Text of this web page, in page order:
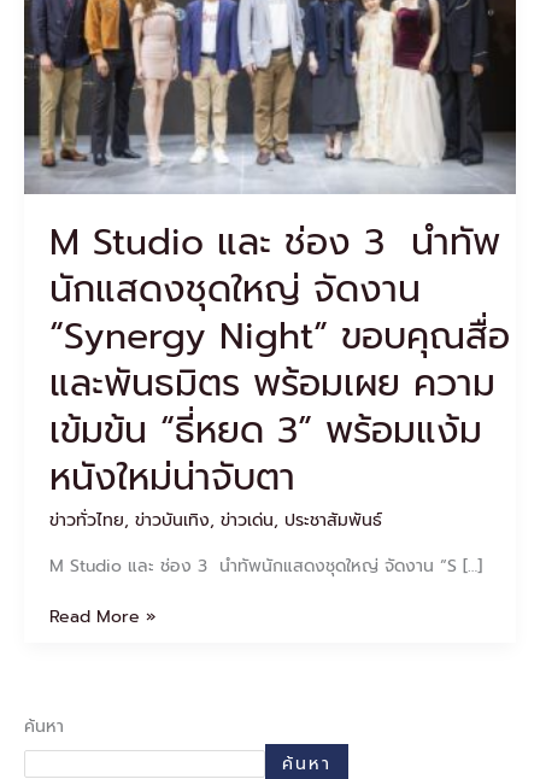
M Studio และ ช่อง 3 นำทัพ
นักแสดงชุดใหญ่ จัดงาน
“Synergy Night” ขอบคุณสื่อ
และพันธมิตร พร้อมเผย ความ
เข้มข้น “ธี่หยด 3” พร้อมแง้ม
หนังใหม่น่าจับตา
ข่าวทั่วไทย, ข่าวบันเทิง, ข่าวเด่น, ประชาสัมพันธ์
M Studio และ ช่อง 3 นำทัพนักแสดงชุดใหญ่ จัดงาน “S […]
นัก
แสดง
ชุด
ใหญ่
จัด
งาน
“Synergy
Night”
สื่อ
พันธมิตร
พร้อม
เผย
เข้ม
ข้น
“ธี่
หยด
3”
พร้อม
หนัง
น่า
Read More »
ค้นหา
ค้นหา